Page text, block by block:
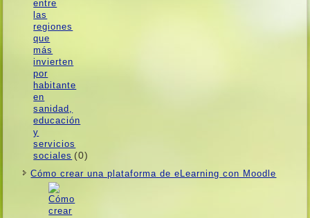
(0)
Cómo crear una plataforma de eLearning con Moodle